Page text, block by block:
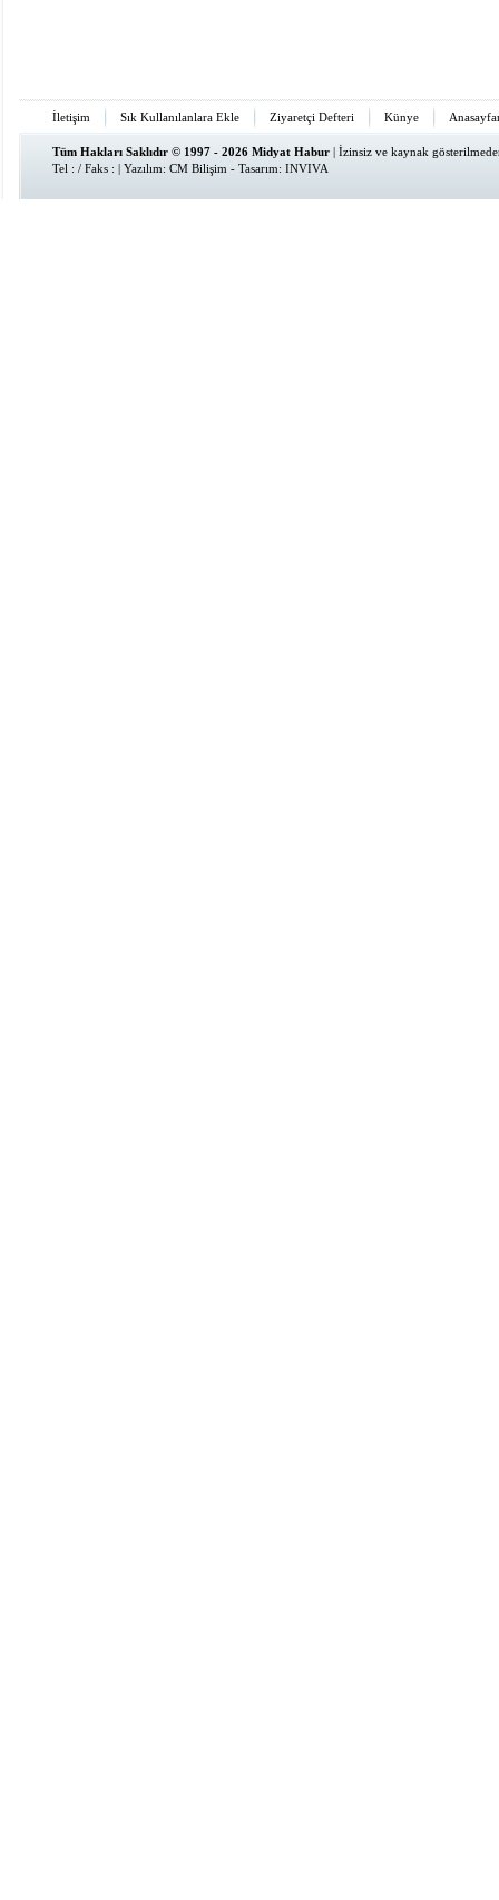
İletişim Sık Kullanılanlara Ekle Ziyaretçi Defteri Künye
Tüm Hakları Saklıdır © 1997 - 2026 Midyat Habur | İzinsiz ve kaynak
Tel : / Faks : | Yazılım: CM Bilişim - Tasarım: INVIVA